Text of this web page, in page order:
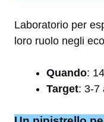
Laboratorio per
loro ruolo negli
Quando:
Target: 3-7